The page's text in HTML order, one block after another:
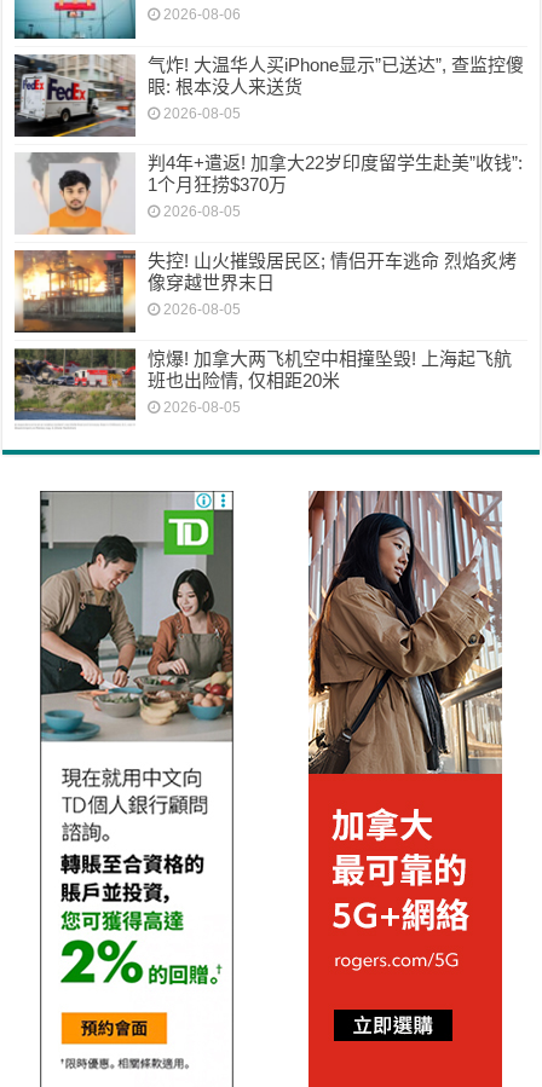
2026-08-06
气炸! 大温华人买iPhone显示”已送达”, 查监控傻
眼: 根本没人来送货
2026-08-05
判4年+遣返! 加拿大22岁印度留学生赴美”收钱”:
1个月狂捞$370万
2026-08-05
失控! 山火摧毁居民区; 情侣开车逃命 烈焰炙烤
像穿越世界末日
2026-08-05
惊爆! 加拿大两飞机空中相撞坠毁! 上海起飞航
班也出险情, 仅相距20米
2026-08-05